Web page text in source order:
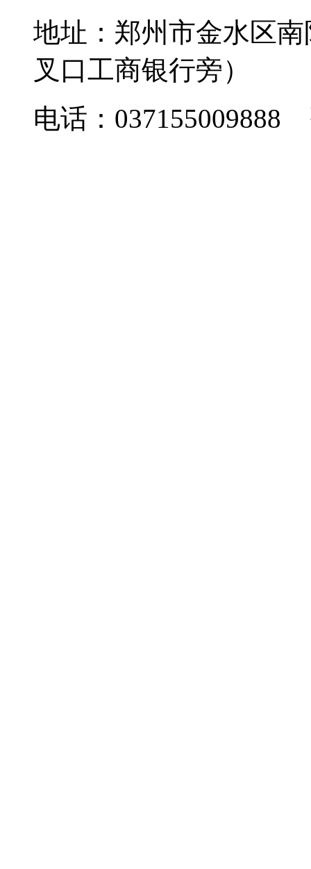
地址：郑州市金水区
叉口工商银行旁）
电话：037155009888